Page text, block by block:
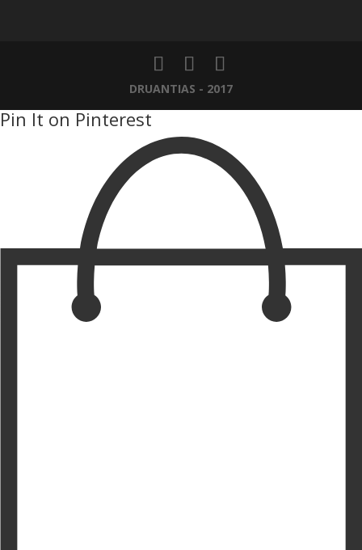
DRUANTIAS - 2017
Pin It on Pinterest